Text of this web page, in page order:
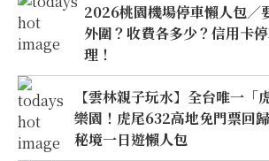
2026桃園機場停車懶人包／
外圍？收費各多少？信用卡
理！
【雲林親子玩水】全台唯一「
樂園！虎尾632高地免門票回
秘境一日遊懶人包